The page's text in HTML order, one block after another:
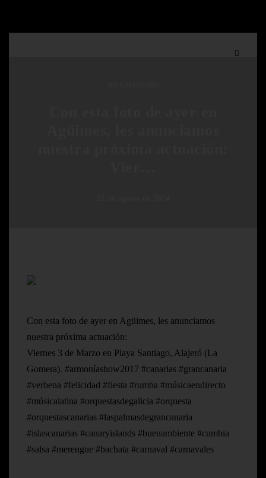
Con esta foto de ayer en Agüimes, les anunciamos
nuestra próxima actuación:
Viernes 3 de Marzo en Playa Santiago, Alajeró (La
Gomera). #armoníashow2017 #canarias #grancanaria
#verbena #felicidad #fiesta #rumba #músicaendirecto
#músicalatina #orquestasdegalicia #orquesta
#orquestascanarias #laspalmasdegrancanaria
#islascanarias #canaryislands #buenambiente #cumbia
#salsa #merengue #bachata #carnaval #carnavales